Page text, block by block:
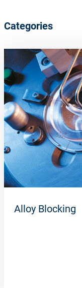
Categories
Alloy Blocking